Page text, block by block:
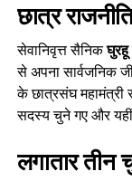
छात्र
सेवानिवृत्त सैनिकघुरहू
से अपना सार्वजनिक
के छात्रसंघ महामंत्री
सदस्य चुने गए और यहीं
लगातार तीन